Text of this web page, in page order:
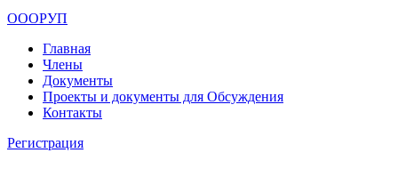
ОООРУП
Главная
Члены
Документы
Проекты и документы для Обсуждения
Контакты
Регистрация